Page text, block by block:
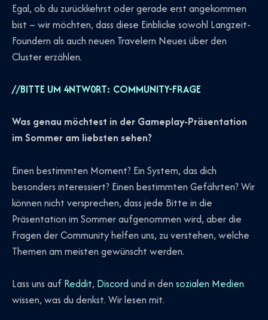
Egal, ob du zurückkehrst oder gerade erst angekommen
bist – wir möchten, dass diese Einblicke sowohl Langzeit-
Foundern als auch neuen Travelern Neues über den
Cluster erzählen.
//BITTE UM 4NTW0RT: COMMUNITY-FRAGE
Was genau möchtest in der Gameplay-Präsentation
im Sommer am liebsten sehen?
Einen bestimmten Moment? Ein System, das dich
besonders interessiert? Einen bestimmten Gefährten? Wir
können nicht versprechen, dass jede Bitte in die
Präsentation im Sommer aufgenommen wird, aber die
Fragen der Community helfen uns, zu verstehen, welche
Themen am meisten gewünscht werden.
Lass uns auf Reddit, Discord und in den sozialen Medien
wissen, was du denkst. Wir lesen mit.